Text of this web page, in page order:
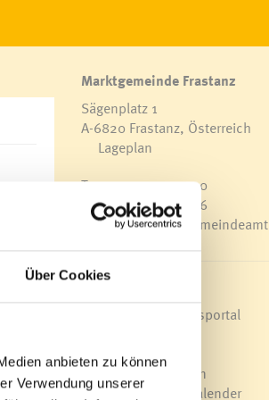
Über Cookies
anbieten zu können
Verwendung unserer
um
der
Hop-
Marktgemeinde Frastanz
Sägenplatz 1
A-6820 Frastanz, Österreich
Lageplan
T0043 5522 51534-0
F 0043 5522 51534-6
E-Mail an das Gemeindeamt
Schnellzugriff
Veröffentlichungsportal
Ortsplan
Bürgermeldungen
Veranstaltungskalender